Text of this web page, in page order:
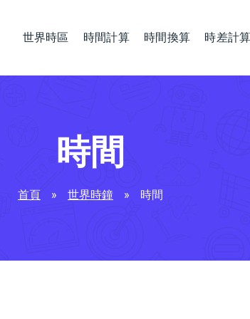
世界時區 時間計算 時間換算 時差計
時間
首頁 » 世界時鐘 » 時間